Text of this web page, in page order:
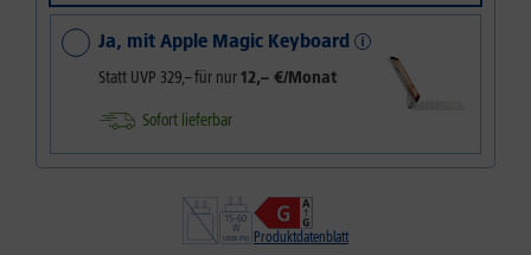
Ja, mit Apple Magic Keyboard
Statt UVP 329,–für nur12,– €/Monat
Sofort lieferbar
Produktdatenblatt